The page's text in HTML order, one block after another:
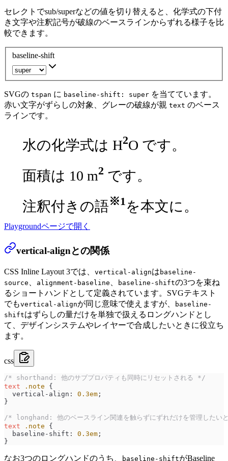
セレクトでsub/superなどの値を切り替えると、化学式の下付
き文字や注釈記号が破線のベースラインからずれる様子を比
較できます。
baseline-shift
SVGの tspan に baseline-shift: super を当てています。
赤い文字がずらしの対象、グレーの破線が親 text のベース
ラインです。
水の化学式は H2O です。
面積は 10 m2 です。
注釈付きの語※1 を本文に。
Playgroundページで開く
vertical-alignとの関係
CSS Inline Layout 3では、 vertical-alignは baseline-
source
alignment-baseline baseline-shiftの3つを束ね
るショートハンドとして定義されています。SVGテキスト
でもvertical-alignが同じ意味で使えますが、
baseline-
shiftはずらしの量だけを単独で扱えるロングハンドとし
て、デザインシステムやレイヤーで合成したいときに役立ち
ます。
css
/* shorthand: 他のサブプロパティも同時にリセットされる */
text .note {
  vertical-align
: 0.3em ;
}
/* longhand: 他のベースライン関連を触らずにずれだけを管理した
text .note {
  baseline-shift
: 0.3em ;
}
なお3つのロングハンドのうち、 baseline-shiftがBaseline